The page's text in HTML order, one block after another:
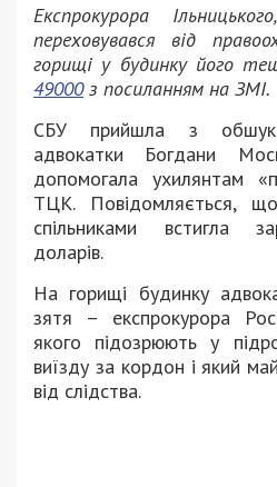
Експрокурора
переховувався від
горищі у будинку його
49000з посиланням на ЗМІ.
СБУ прийшла з
адвокатки Богдани
допомогала ухилянтам
ТЦК. Повідомляється,
спільниками встигла
доларів.
На горищі будинку
зятя – експрокурора
якого підозрюють у
виїзду за кордон і який
від слідства.